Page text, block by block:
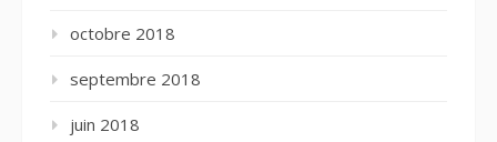
octobre 2018
septembre 2018
juin 2018